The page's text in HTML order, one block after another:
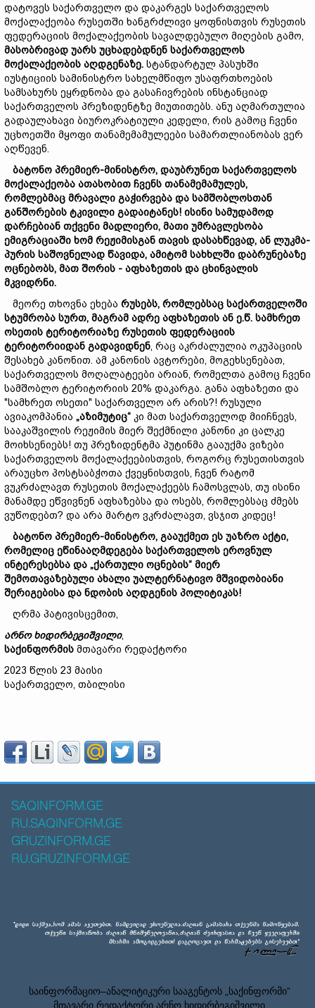
დატოვეს საქართველო და დაკარგეს საქართველოს
მოქალაქეობა რუსეთში ხანგრძლივი ყოფნისთვის რუსეთის
ფედერაციის მოქალაქეობის სავალდებულო მიღების გამო,
მასობრივად უარს უცხადებდნენ საქართველოს
მოქალაქეობის აღდგენაზე. სტანდარტულ პასუხში
იუსტიციის სამინისტრო სახელმწიფო უსაფრთხოების
სამსახურს ეყრდნობა და გასაჩივრების ინსტანციად
საქართველოს პრეზიდენტზე მიუთითებს. ანუ აღმართულია
გადაულახავი ბიუროკრატიული კედელი, რის გამოც ჩვენი
უცხოეთში მყოფი თანამემამულეები სამართლიანობას ვერ
აღწევენ.
ბატონო პრემიერ-მინისტრო, დაუბრუნეთ საქართველოს
მოქალაქეობა ათასობით ჩვენს თანამემამულეს,
რომლებმაც მრავალი გაჭირვება და სამშობლოსთან
განშორების ტკივილი გადაიტანეს! ისინი სამუდამოდ
დარჩებიან თქვენი მადლიერი, მათი უმრავლესობა
ემიგრაციაში ხომ რეჟიმისგან თავის დასახწევად, ან ლუკმა-
პურის საშოვნელად წავიდა, ამიტომ სახხლში დაბრუნებაზე
ოცნებობს, მათ შორის - აფხაზეთის და ცხინვალის
მკვიდრნი.
მეორე თხოვნა ეხება რუსებს, რომლებსაც საქართველოში
სტუმრობა სურთ, მაგრამ ადრე აფხაზეთის ან ე.წ. სამხრეთ
ოსეთის ტერიტორიაზე რუსეთის ფედერაციის
ტერიტორიიდან გადავიდნენ, რაც აკრძალულია ოკუპაციის
შესახებ კანონით. ამ კანონის ავტორები, მოგეხსენებათ,
საქართველოს მოღალატეები არიან, რომელთა გამოც ჩვენი
სამშობლო ტერიტორიის 20% დაკარგა. განა აფხაზეთი და
"სამხრეთ ოსეთი" საქართველო არ არის?! რუსული
ავიაკომპანია „აზიმუტიც“ კი მათ საქართველოდ მიიჩნევს,
სააკაშვილის რეჟიმის მიერ შექმნილი კანონი კი ცალკე
მოიხსენიებს! თუ პრეზიდენტმა პუტინმა გააუქმა ვიზები
საქართველოს მოქალაქეებისთვის, როგორც რუსეთისთვის
არაუცხო პოსტსაბჭოთა ქვეყნისთვის, ჩვენ რატომ
ვუკრძალავთ რუსეთის მოქალაქეებს ჩამოსვლას, თუ ისინი
მანამდე ეწვივნენ აფხაზებსა და ოსებს, რომლებსაც ძმებს
ვუწოდებთ? და არა მარტო ვკრძალავთ, ვსჯით კიდეც!
ბატონო პრემიერ-მინისტრო, გააუქმეთ ეს უაზრო აქტი,
რომელიც ეწინააღმდეგება საქართველოს ეროვნულ
ინტერესებსა და „ქართული ოცნების“ მიერ
შემოთავაზებული ახალი უალტერნატივო მშვიდობიანი
შერიგებისა და ნდობის აღდგენის პოლიტიკას!
ღრმა პატივისცემით,
არნოხიდირბეგიშვილი,
საქინფორმის მთავარი რედაქტორი
2023 წლის 23 მაისი
საქართველო, თბილისი
SAQINFORM.GE
RU.SAQINFORM.GE
GRUZINFORM.GE
RU.GRUZINFORM.GE
საინფორმაციო–ანალიტიკური სააგენტოს „საქინფორმი”
მთავარი რედაქტორი არნო ხიდირბეგიშვილი